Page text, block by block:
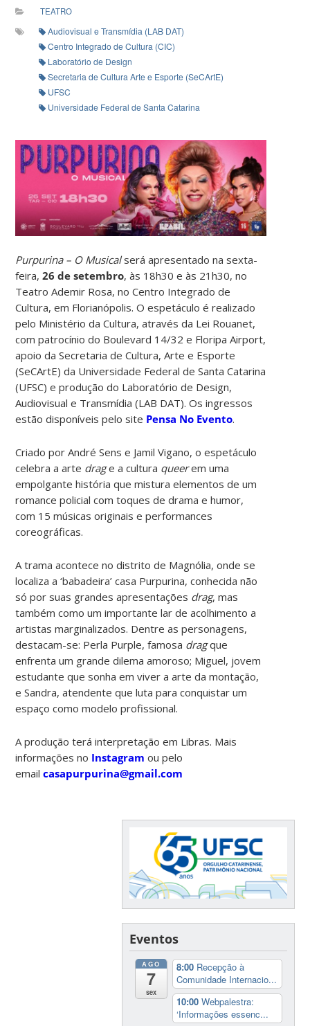
TEATRO
Audiovisual e Transmídia (LAB DAT)
Centro Integrado de Cultura (CIC)
Laboratório de Design
Secretaria de Cultura Arte e Esporte (SeCArtE)
UFSC
Universidade Federal de Santa Catarina
Purpurina – O Musicalserá apresentado na sexta-
feira,26 de setembro, às 18h30 e às 21h30, no
Teatro Ademir Rosa, no Centro Integrado de
Cultura, em Florianópolis. O espetáculo é realizado
pelo Ministério da Cultura, através da Lei Rouanet,
com patrocínio do Boulevard 14/32 e Floripa Airport,
apoio da Secretaria de Cultura, Arte e Esporte
(SeCArtE) da Universidade Federal de Santa Catarina
(UFSC) e produção do Laboratório de Design,
Audiovisual e Transmídia (LAB DAT). Os ingressos
estão disponíveis pelo site Pensa No Evento.
Criado por André Sens e Jamil Vigano, o espetáculo
celebra a arte drage a cultura queerem uma
empolgante história que mistura elementos de um
romance policial com toques de drama e humor,
com 15 músicas originais e performances
coreográficas.
A trama acontece no distrito de Magnólia, onde se
localiza a ‘babadeira’ casa Purpurina, conhecida não
só por suas grandes apresentações drag, mas
também como um importante lar de acolhimento a
artistas marginalizados. Dentre as personagens,
destacam-se: Perla Purple, famosa dragque
enfrenta um grande dilema amoroso; Miguel, jovem
estudante que sonha em viver a arte da montação,
e Sandra, atendente que luta para conquistar um
espaço como modelo profissional.
A produção terá interpretação em Libras. Mais
informações no Instagramou pelo
emailcasapurpurina@gmail.com
Eventos
AGO
7
sex
8:00 Recepção à
Comunidade Internacio...
10:00Webpalestra:
‘Informações essenc...